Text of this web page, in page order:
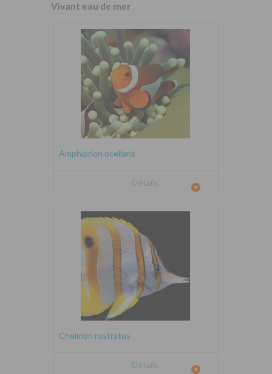
Vivant eau de mer
Amphiprion ocellaris
Détails
Chelmon rostratus
Détails